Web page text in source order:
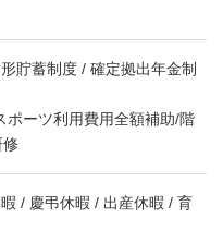
貯蓄制度 / 確定拠出年金制
ポーツ利用費用全額補助/階
修
/ 慶弔休暇 / 出産休暇 / 育